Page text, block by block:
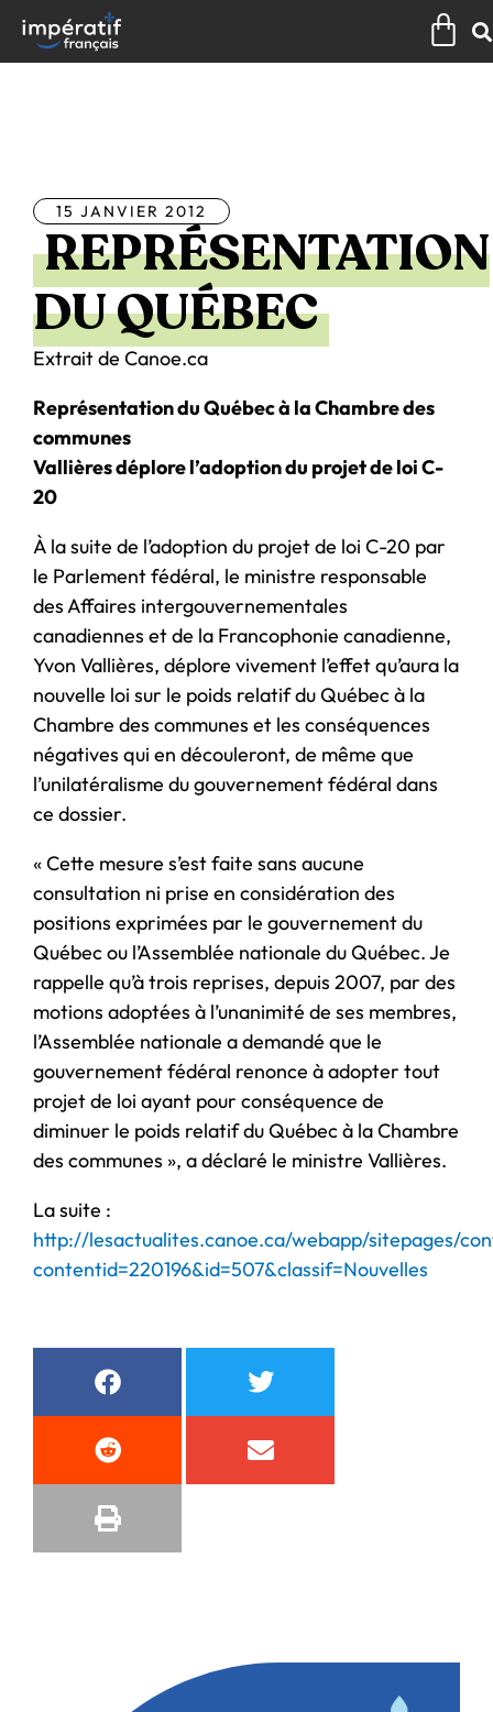
contenu
15 JANVIER 2012
REPRÉSENTATION
DU QUÉBEC
Extrait de Canoe.ca
Représentation du Québec à la Chambre des
communes
Vallières déplore l’adoption du projet de loi C-
20
À la suite de l’adoption du projet de loi C-20 par
le Parlement fédéral, le ministre responsable
des Affaires intergouvernementales
canadiennes et de la Francophonie canadienne,
Yvon Vallières, déplore vivement l’effet qu’aura la
nouvelle loi sur le poids relatif du Québec à la
Chambre des communes et les conséquences
négatives qui en découleront, de même que
l’unilatéralisme du gouvernement fédéral dans
ce dossier.
« Cette mesure s’est faite sans aucune
consultation ni prise en considération des
positions exprimées par le gouvernement du
Québec ou l’Assemblée nationale du Québec. Je
rappelle qu’à trois reprises, depuis 2007, par des
motions adoptées à l’unanimité de ses membres,
l’Assemblée nationale a demandé que le
gouvernement fédéral renonce à adopter tout
projet de loi ayant pour conséquence de
diminuer le poids relatif du Québec à la Chambre
des communes », a déclaré le ministre Vallières.
La suite :
http://lesactualites.canoe.ca/webapp/sitepages/
contentid=220196&id=507&classif=Nouvelles